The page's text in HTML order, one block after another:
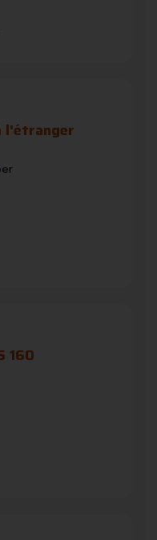
l'étranger
160